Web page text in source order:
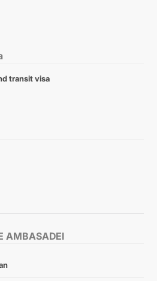
AMBASADEI
transit visa